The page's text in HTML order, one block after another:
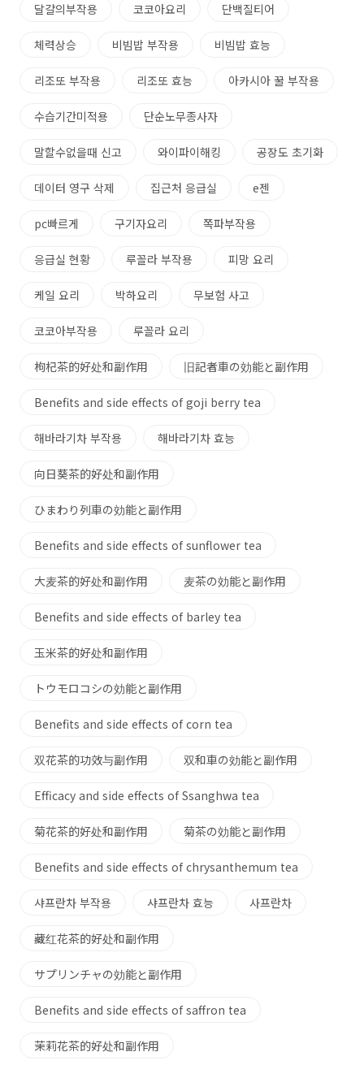
달걀의부작용 코코아요리 단백질티어
체력상승 비빔밥 부작용 비빔밥 효능
리조또 부작용 리조또 효능 아카시아 꿀 부작용
수습기간미적용 단순노무종사자
말할수없을때 신고 와이파이해킹 공장도 초기화
데이터 영구 삭제 집근처 응급실 e젠
pc빠르게 구기자요리 쪽파부작용
응급실 현황 루꼴라 부작용 피망 요리
케일 요리 박하요리 무보험 사고
코코아부작용 루꼴라 요리
枸杞茶的好处和副作用 旧記者車の効能と副作用
Benefits and side effects of goji berry tea
해바라기차 부작용 해바라기차 효능
向日葵茶的好处和副作用
ひまわり列車の効能と副作用
Benefits and side effects of sunflower tea
大麦茶的好处和副作用 麦茶の効能と副作用
Benefits and side effects of barley tea
玉米茶的好处和副作用
トウモロコシの効能と副作用
Benefits and side effects of corn tea
双花茶的功效与副作用 双和車の効能と副作用
Efficacy and side effects of Ssanghwa tea
菊花茶的好处和副作用 菊茶の効能と副作用
Benefits and side effects of chrysanthemum tea
샤프란차 부작용 샤프란차 효능 사프란차
藏红花茶的好处和副作用
サプリンチャの効能と副作用
Benefits and side effects of saffron tea
茉莉花茶的好处和副作用